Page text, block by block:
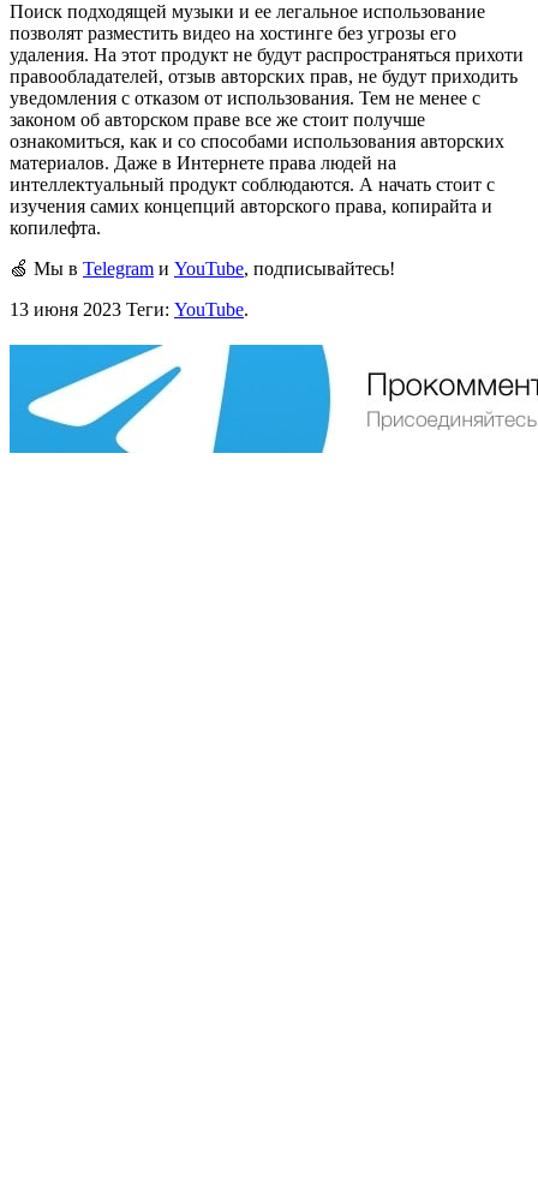
Поиск подходящей музыки и ее легальное использование
позволят разместить видео на хостинге без угрозы его
удаления. На этот продукт не будут распространяться прихоти
правообладателей, отзыв авторских прав, не будут приходить
уведомления с отказом от использования. Тем не менее с
законом об авторском праве все же стоит получше
ознакомиться, как и со способами использования авторских
материалов. Даже в Интернете права людей на
интеллектуальный продукт соблюдаются. А начать стоит с
изучения самих концепций авторского права, копирайта и
копилефта.
🍏 Мы в Telegram и YouTube, подписывайтесь!
13 июня 2023 Теги: YouTube.